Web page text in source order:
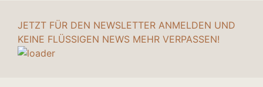
JETZT FÜR DEN NEWSLETTER ANMELDEN UND
KEINE FLÜSSIGEN NEWS MEHR VERPASSEN!